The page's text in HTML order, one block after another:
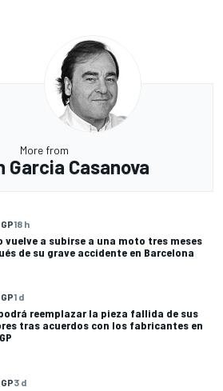
More from
Garcia Casanova
18 h
vuelve a subirse a una moto tres meses
de su grave accidente en Barcelona
1 d
reemplazar la pieza fallida de sus
tras acuerdos con los fabricantes en
3 d